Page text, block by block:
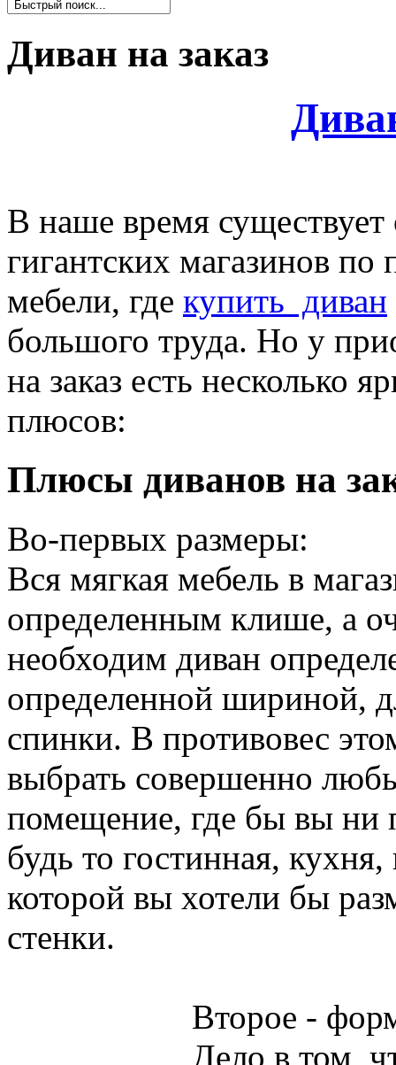
Диван на заказ
В наше время существует
гигантских магазинов по
мебели, где купить диван
большого труда. Но у
на заказ есть несколько
плюсов:
Плюсы диванов на
Во-первых размеры:
Вся мягкая мебель в
определенным клише, а
необходим диван
определенной шириной,
спинки. В противовес
выбрать совершенно
помещение, где бы вы ни
будь то гостинная,
которой вы хотели бы
стенки.
Второе -
Дело в том,